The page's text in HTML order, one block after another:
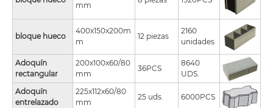
mm
bloque hueco
400x150x200m
m
12 piezas
2160
unidades
Adoquín
rectangular
200x100x60/80
mm
36PCS
8640
UDS.
Adoquín
entrelazado
225x112x60/80
mm
25 uds. 6000PCS